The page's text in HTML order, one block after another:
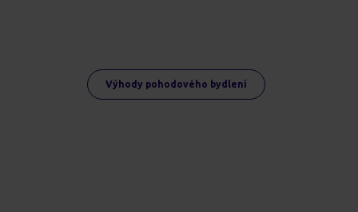
Výhody pohodového bydlení